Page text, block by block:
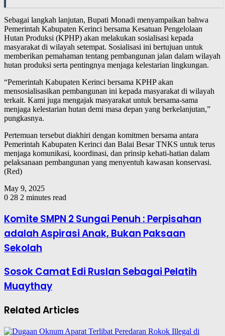
Sebagai langkah lanjutan, Bupati Monadi menyampaikan bahwa
Pemerintah Kabupaten Kerinci bersama Kesatuan Pengelolaan
Hutan Produksi (KPHP) akan melakukan sosialisasi kepada
masyarakat di wilayah setempat. Sosialisasi ini bertujuan untuk
memberikan pemahaman tentang pembangunan jalan dalam wilayah
hutan produksi serta pentingnya menjaga kelestarian lingkungan.
“Pemerintah Kabupaten Kerinci bersama KPHP akan
mensosialisasikan pembangunan ini kepada masyarakat di wilayah
terkait. Kami juga mengajak masyarakat untuk bersama-sama
menjaga kelestarian hutan demi masa depan yang berkelanjutan,”
pungkasnya.
Pertemuan tersebut diakhiri dengan komitmen bersama antara
Pemerintah Kabupaten Kerinci dan Balai Besar TNKS untuk terus
menjaga komunikasi, koordinasi, dan prinsip kehati-hatian dalam
pelaksanaan pembangunan yang menyentuh kawasan konservasi.
(Red)
May 9, 2025
0 28 2 minutes read
Komite SMPN 2 Sungai Penuh : Perpisahan
adalah Aspirasi Anak, Bukan Paksaan
Sekolah
Sosok Camat Edi Ruslan Sebagai Pelatih
Muaythay
Related Articles